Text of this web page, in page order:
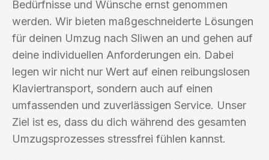
Bedürfnisse und Wünsche ernst genommen
werden. Wir bieten maßgeschneiderte Lösungen
für deinen Umzug nach Sliwen an und gehen auf
deine individuellen Anforderungen ein. Dabei
legen wir nicht nur Wert auf einen reibungslosen
Klaviertransport, sondern auch auf einen
umfassenden und zuverlässigen Service. Unser
Ziel ist es, dass du dich während des gesamten
Umzugsprozesses stressfrei fühlen kannst.